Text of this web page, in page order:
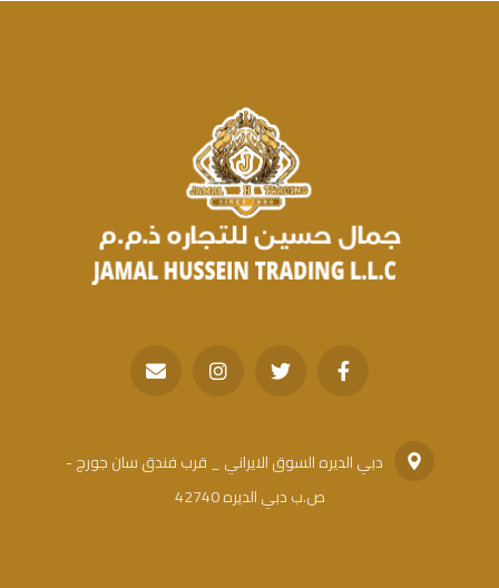
دبي الديره السوق الايراني _ قرب فندق سان جورج -
ص.ب دبي الديره 42740